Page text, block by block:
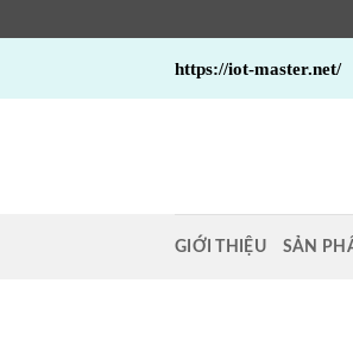
https://iot-master.net/
GIỚI THIỆU SẢN